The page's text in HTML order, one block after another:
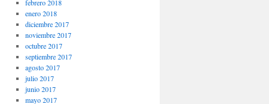
febrero 2018
enero 2018
diciembre 2017
noviembre 2017
octubre 2017
septiembre 2017
agosto 2017
julio 2017
junio 2017
mayo 2017